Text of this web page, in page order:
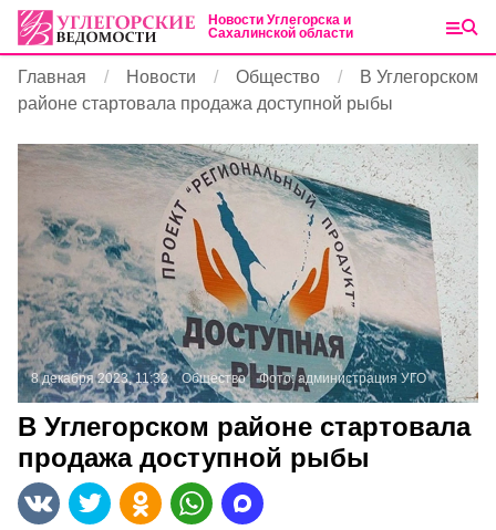
Новости Углегорска и
Сахалинской области
Главная Новости Общество
В Углегорском
районе стартовала продажа доступной рыбы
8 декабря 2023, 11:32 Общество Фото:администрация УГО
В Углегорском районе стартовала
продажа доступной рыбы